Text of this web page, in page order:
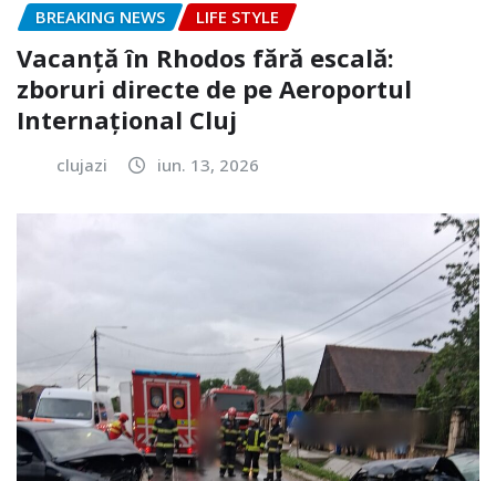
BREAKING NEWS LIFE STYLE
Vacanță în Rhodos fără escală:
zboruri directe de pe Aeroportul
Internațional Cluj
clujazi iun. 13, 2026